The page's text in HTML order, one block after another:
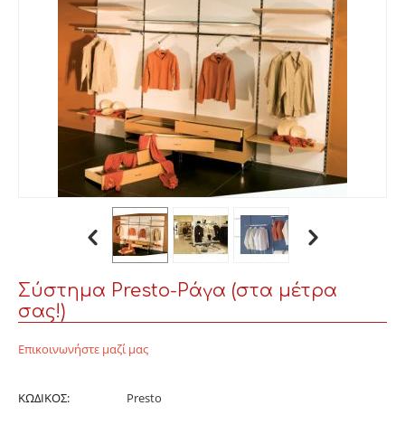
Σύστημα Presto-Ράγα (στα μέτρα
σας!)
Επικοινωνήστε μαζί μας
ΚΩΔΙΚΟΣ: Presto